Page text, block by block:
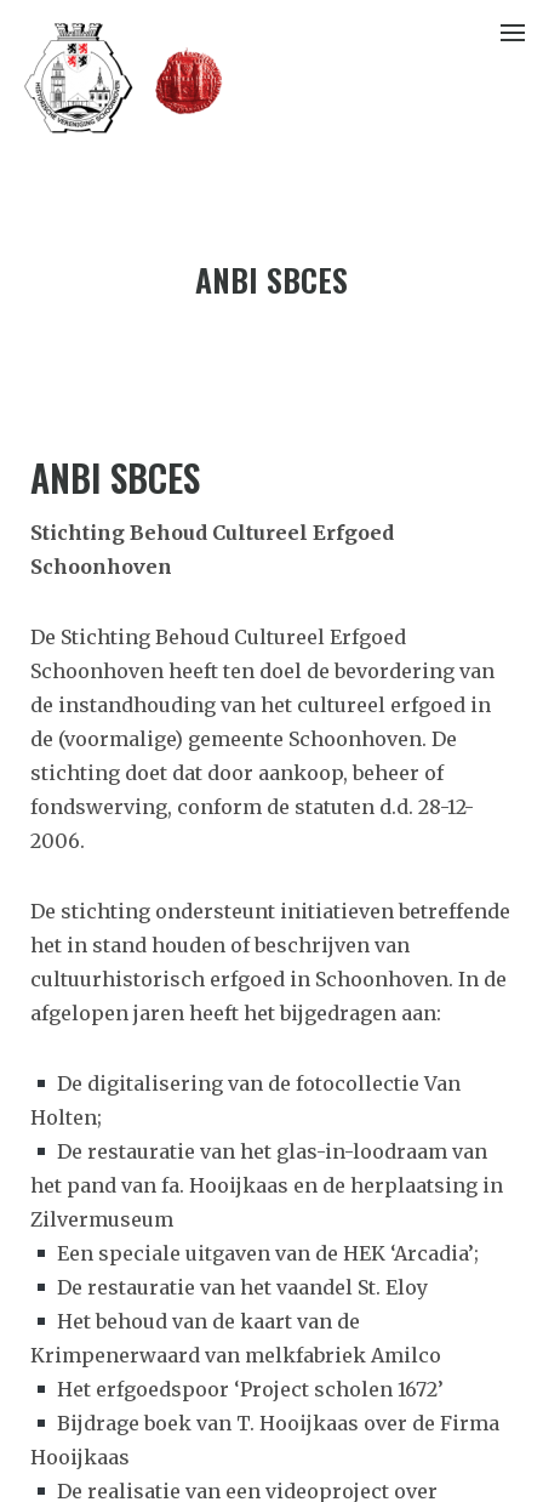
ANBI SBCES
ANBI SBCES
Stichting Behoud Cultureel Erfgoed
Schoonhoven
De Stichting Behoud Cultureel Erfgoed
Schoonhoven heeft ten doel de bevordering van
de instandhouding van het cultureel erfgoed in
de (voormalige) gemeente Schoonhoven. De
stichting doet dat door aankoop, beheer of
fondswerving, conform de statuten d.d. 28-12-
2006.
De stichting ondersteunt initiatieven betreffende
het in stand houden of beschrijven van
cultuurhistorisch erfgoed in Schoonhoven. In de
afgelopen jaren heeft het bijgedragen aan:
De digitalisering van de fotocollectie Van
Holten;
De restauratie van het glas-in-loodraam van
het pand van fa. Hooijkaas en de herplaatsing in
Zilvermuseum
Een speciale uitgaven van de HEK ‘Arcadia’;
De restauratie van het vaandel St. Eloy
Het behoud van de kaart van de
Krimpenerwaard van melkfabriek Amilco
Het erfgoedspoor ‘Project scholen 1672’
Bijdrage boek van T. Hooijkaas over de Firma
Hooijkaas
De realisatie van een videoproject over